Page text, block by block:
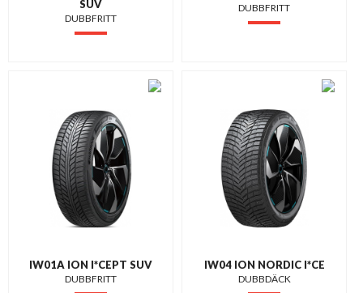
SUV
DUBBFRITT
DUBBFRITT
IW01A ION I*CEPT SUV
DUBBFRITT
IW04 ION NORDIC I*CE
DUBBDÄCK